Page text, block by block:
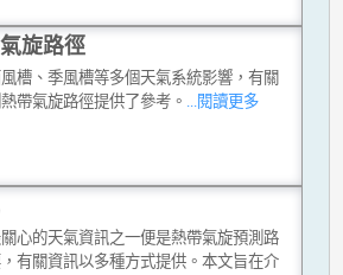
旋路徑
槽、季風槽等多個天氣系統影響，有關
帶氣旋路徑提供了參考。 ...閱讀更多
心的天氣資訊之一便是熱帶氣旋預測路
有關資訊以多種方式提供。本文旨在介